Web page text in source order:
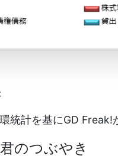
統計を基にGD Freak!
のつぶやき